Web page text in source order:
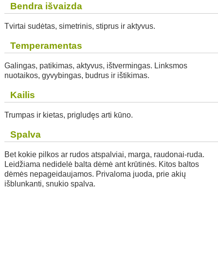
Bendra išvaizda
Tvirtai sudėtas, simetrinis, stiprus ir aktyvus.
Temperamentas
Galingas, patikimas, aktyvus, ištvermingas. Linksmos
nuotaikos, gyvybingas, budrus ir ištikimas.
Kailis
Trumpas ir kietas, prigludęs arti kūno.
Spalva
Bet kokie pilkos ar rudos atspalviai, marga, raudonai-ruda.
Leidžiama nedidelė balta dėmė ant krūtinės. Kitos baltos
dėmės nepageidaujamos. Privaloma juoda, prie akių
išblunkanti, snukio spalva.